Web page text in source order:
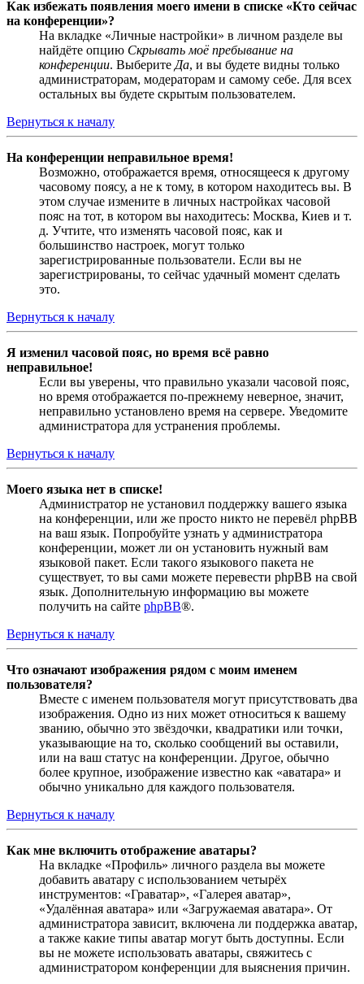
Как избежать появления моего имени в списке «Кто сейчас
на конференции»?
На вкладке «Личные настройки» в личном разделе вы
найдёте опцию Скрывать моё пребывание на
конференции. Выберите Да, и вы будете видны только
администраторам, модераторам и самому себе. Для всех
остальных вы будете скрытым пользователем.
Вернуться к началу
На конференции неправильное время!
Возможно, отображается время, относящееся к другому
часовому поясу, а не к тому, в котором находитесь вы. В
этом случае измените в личных настройках часовой
пояс на тот, в котором вы находитесь: Москва, Киев и т.
д. Учтите, что изменять часовой пояс, как и
большинство настроек, могут только
зарегистрированные пользователи. Если вы не
зарегистрированы, то сейчас удачный момент сделать
это.
Вернуться к началу
Я изменил часовой пояс, но время всё равно
неправильное!
Если вы уверены, что правильно указали часовой пояс,
но время отображается по-прежнему неверное, значит,
неправильно установлено время на сервере. Уведомите
администратора для устранения проблемы.
Вернуться к началу
Моего языка нет в списке!
Администратор не установил поддержку вашего языка
на конференции, или же просто никто не перевёл phpBB
на ваш язык. Попробуйте узнать у администратора
конференции, может ли он установить нужный вам
языковой пакет. Если такого языкового пакета не
существует, то вы сами можете перевести phpBB на свой
язык. Дополнительную информацию вы можете
получить на сайте phpBB®.
Вернуться к началу
Что означают изображения рядом с моим именем
пользователя?
Вместе с именем пользователя могут присутствовать два
изображения. Одно из них может относиться к вашему
званию, обычно это звёздочки, квадратики или точки,
указывающие на то, сколько сообщений вы оставили,
или на ваш статус на конференции. Другое, обычно
более крупное, изображение известно как «аватара» и
обычно уникально для каждого пользователя.
Вернуться к началу
Как мне включить отображение аватары?
На вкладке «Профиль» личного раздела вы можете
добавить аватару с использованием четырёх
инструментов: «Граватар», «Галерея аватар»,
«Удалённая аватара» или «Загружаемая аватара». От
администратора зависит, включена ли поддержка аватар,
а также какие типы аватар могут быть доступны. Если
вы не можете использовать аватары, свяжитесь с
администратором конференции для выяснения причин.